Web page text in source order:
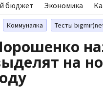
бюджет Экономика
Коммуналка Тесты
на